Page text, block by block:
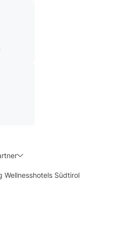
ist in jedem Fall immer
zu konsultieren.
Südtirol